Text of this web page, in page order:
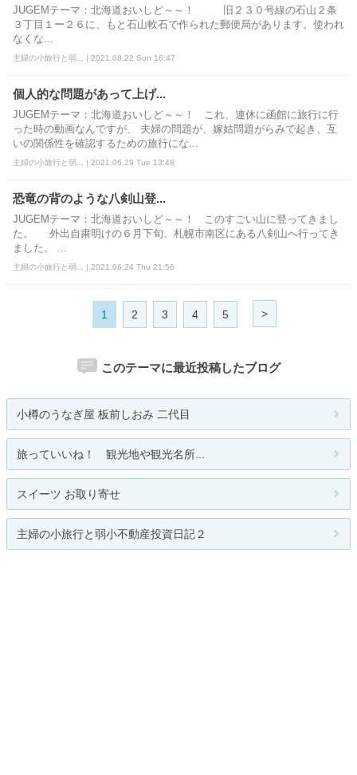
JUGEMテーマ：北海道おいしど～～！ 旧２３０号線の石山２条
３丁目１ー２６に、もと石山軟石で作られた郵便局があります。使われ
なくな...
主婦の小旅行と弱... | 2021.08.22 Sun 16:47
個人的な問題があって上げ...
JUGEMテーマ：北海道おいしど～～！ これ、連休に函館に旅行に行
った時の動画なんですが、 夫婦の問題が、嫁姑問題がらみで起き、互
いの関係性を確認するための旅行にな...
主婦の小旅行と弱... | 2021.06.29 Tue 13:48
恐竜の背のような八剣山登...
JUGEMテーマ：北海道おいしど～～！ このすごい山に登ってきまし
た。 外出自粛明けの６月下旬、札幌市南区にある八剣山へ行ってき
ました。 ...
主婦の小旅行と弱... | 2021.06.24 Thu 21:56
1 2 3 4 5 >
このテーマに最近投稿したブログ
小樽のうなぎ屋 板前しおみ 二代目
旅っていいね！ 観光地や観光名所...
スイーツ お取り寄せ
主婦の小旅行と弱小不動産投資日記２